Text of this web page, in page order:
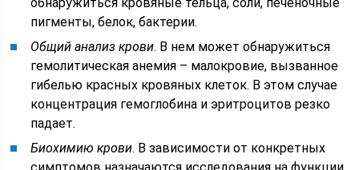
пигменты, белок, бактерии.
Общий анализ крови. В нем может обнаружиться
гемолитическая анемия – малокровие, вызванное
гибелью красных кровяных клеток. В этом случае
концентрация гемоглобина и эритроцитов резко
падает.
Биохимию крови. В зависимости от конкретных
симптомов назначаются исследования на функции